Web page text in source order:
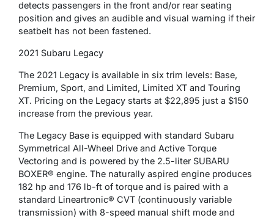
detects passengers in the front and/or rear seating
position and gives an audible and visual warning if their
seatbelt has not been fastened.
2021 Subaru Legacy
The 2021 Legacy is available in six trim levels: Base,
Premium, Sport, and Limited, Limited XT and Touring
XT. Pricing on the Legacy starts at $22,895 just a $150
increase from the previous year.
The Legacy Base is equipped with standard Subaru
Symmetrical All-Wheel Drive and Active Torque
Vectoring and is powered by the 2.5-liter SUBARU
BOXER® engine. The naturally aspired engine produces
182 hp and 176 lb-ft of torque and is paired with a
standard Lineartronic® CVT (continuously variable
transmission) with 8-speed manual shift mode and